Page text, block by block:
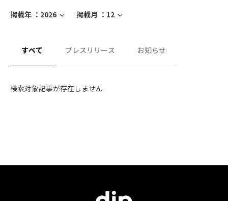
掲載年 ： 2026 掲載月 ： 12
すべて プレスリリース お知らせ
検索対象記事が存在しません